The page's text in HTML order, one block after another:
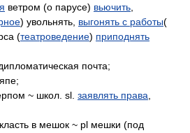
ветром (о парусе) вьючить
) увольнять, выгонять с работы(
(театроведение) приподнять
почта;
~ школ. sl. заявлять права
в мешок ~ pl мешки (под